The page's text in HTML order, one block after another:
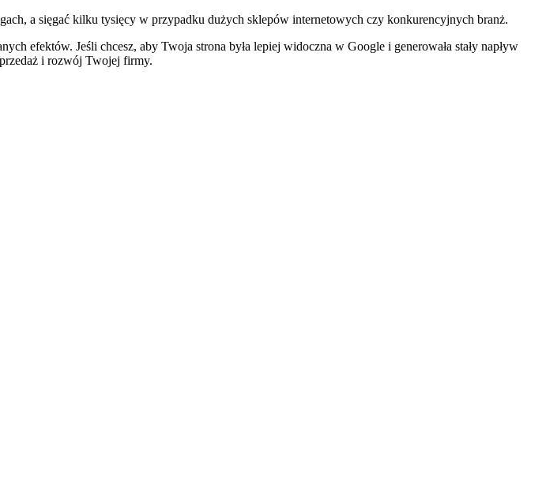
a sięgać kilku tysięcy w przypadku dużych sklepów internetowych czy konkurencyjnych branż.
efektów. Jeśli chcesz, aby Twoja strona była lepiej widoczna w Google i generowała stały napływ
i rozwój Twojej firmy.